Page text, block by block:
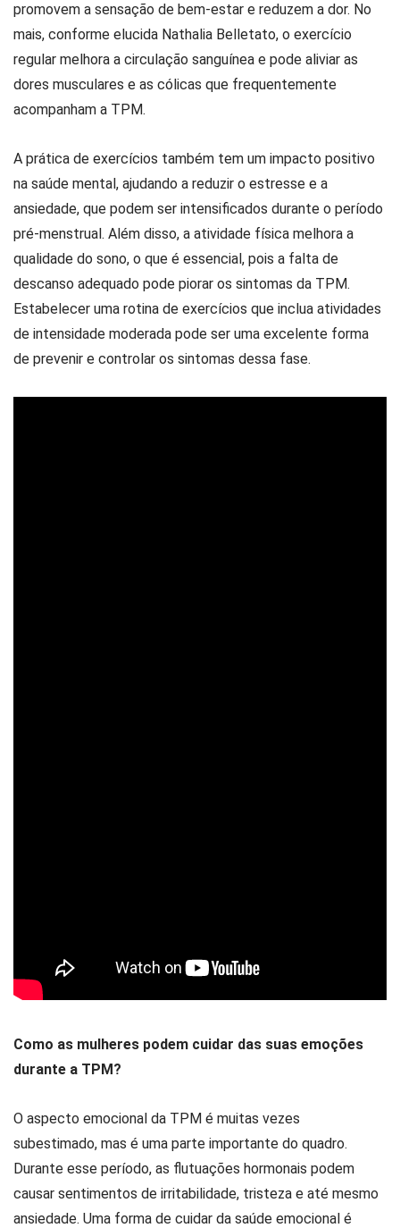
promovem a sensação de bem-estar e reduzem a dor. No
mais, conforme elucida Nathalia Belletato, o exercício
regular melhora a circulação sanguínea e pode aliviar as
dores musculares e as cólicas que frequentemente
acompanham a TPM.
A prática de exercícios também tem um impacto positivo
na saúde mental, ajudando a reduzir o estresse e a
ansiedade, que podem ser intensificados durante o período
pré-menstrual. Além disso, a atividade física melhora a
qualidade do sono, o que é essencial, pois a falta de
descanso adequado pode piorar os sintomas da TPM.
Estabelecer uma rotina de exercícios que inclua atividades
de intensidade moderada pode ser uma excelente forma
de prevenir e controlar os sintomas dessa fase.
Como as mulheres podem cuidar das suas emoções
durante a TPM?
O aspecto emocional da TPM é muitas vezes
subestimado, mas é uma parte importante do quadro.
Durante esse período, as flutuações hormonais podem
causar sentimentos de irritabilidade, tristeza e até mesmo
ansiedade. Uma forma de cuidar da saúde emocional é